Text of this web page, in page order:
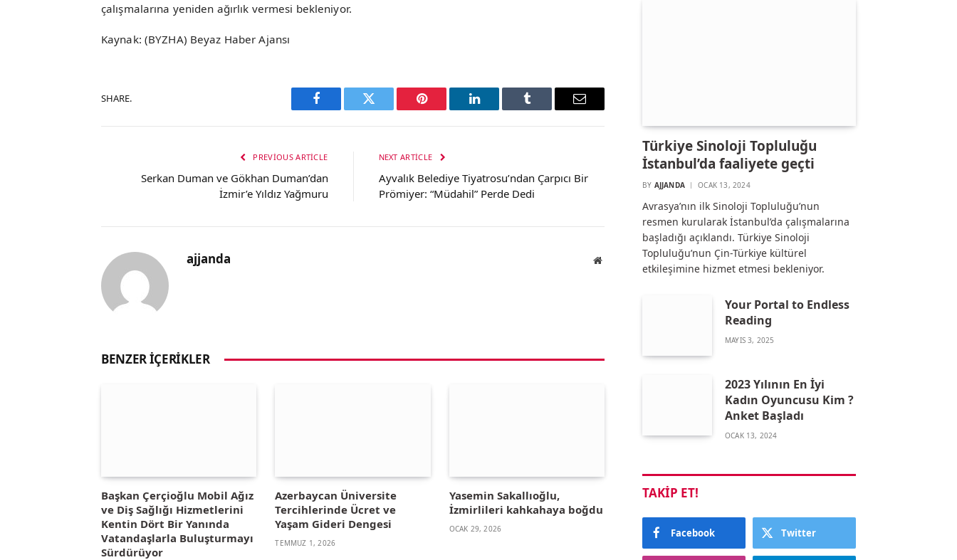
çalışmalarına yeniden ağırlık vermesi bekleniyor.
Kaynak: (BYZHA) Beyaz Haber Ajansı
SHARE.
Facebook Twitter Pinterest LinkedIn Tumblr Email
PREVIOUS ARTICLE
Serkan Duman ve Gökhan Duman’dan
İzmir’e Yıldız Yağmuru
NEXT ARTICLE
Ayvalık Belediye Tiyatrosu’ndan Çarpıcı Bir
Prömiyer: “Müdahil” Perde Dedi
ajjanda Website
BENZER İÇERIKLER
Başkan Çerçioğlu Mobil Ağız
ve Diş Sağlığı Hizmetlerini
Kentin Dört Bir Yanında
Vatandaşlarla Buluşturmayı
Sürdürüyor
Azerbaycan Üniversite
Tercihlerinde Ücret ve
Yaşam Gideri Dengesi
TEMMUZ 1, 2026
Yasemin Sakallıoğlu,
İzmirlileri kahkahaya boğdu
OCAK 29, 2026
Türkiye Sinoloji Topluluğu
İstanbul’da faaliyete geçti
BY AJJANDA OCAK 13, 2024
Avrasya’nın ilk Sinoloji Topluluğu’nun
resmen kurularak İstanbul’da çalışmalarına
başladığı açıklandı. Türkiye Sinoloji
Topluluğu’nun Çin-Türkiye kültürel
etkileşimine hizmet etmesi bekleniyor.
Your Portal to Endless
Reading
MAYIS 3, 2025
2023 Yılının En İyi
Kadın Oyuncusu Kim ?
Anket Başladı
OCAK 13, 2024
TAKIP ET!
Facebook Twitter